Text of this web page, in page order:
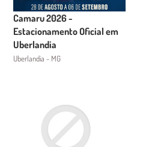
Camaru 2026 -
Estacionamento Oficial em
Uberlandia
Uberlandia - MG